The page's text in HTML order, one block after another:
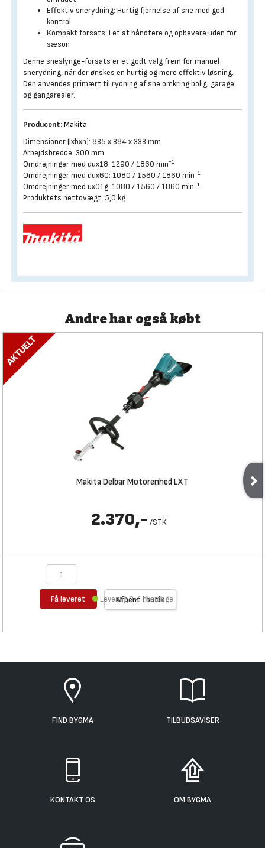
Effektiv snerydning: Hurtig fjernelse af sne med god
kontrol
Kompakt forsats: Let at håndtere og opbevare uden for
sæson
Denne sneslynge-forsats er et godt valg frem for manuel
snerydning, når der ønskes en hurtig og mere effektiv løsning.
Den anvendes primært til rydning af sne omkring bolig, garage
og gangarealer.
Producent:Makita
Dimensioner (lxbxh): 835 x 384 x 333 mm
Arbejdsbredde: 300 mm
Omdrejninger med dux18: 1290 / 1860 min⁻¹
Omdrejninger med dux60: 1080 / 1560 / 1860 min⁻¹
Omdrejninger med ux01g: 1080 / 1560 / 1860 min⁻¹
Produktets nettovægt: 5,0 kg
Andre har også købt
Makita Delbar Motorenhed LXT
2.370,- /STK
Få leveret Afhent i butik
Levering 3-4 hverdage
FIND BYGMA TILBUDSAVISER
KONTAKT OS OM BYGMA